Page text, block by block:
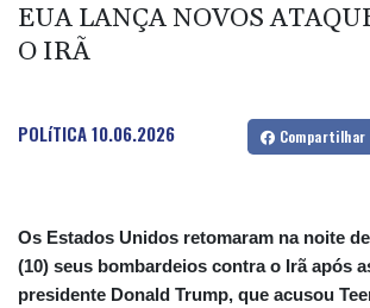
EUA
Ex-premiê candidato à presidência da
De la Espriella se alinha aos EUA com
EUA LANÇA NOVOS
O IRÃ
POLíTICA10.06.2026 Compartilhar
Os Estados Unidos retomaram na noite
(10) seus bombardeios contra o Irã após
presidente Donald Trump, que acusou